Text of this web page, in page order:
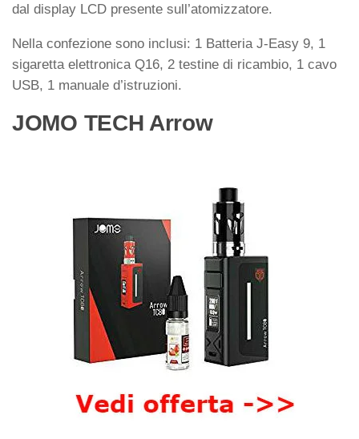
dal display LCD presente sull’atomizzatore.
Nella confezione sono inclusi: 1 Batteria J-Easy 9, 1
sigaretta elettronica Q16, 2 testine di ricambio, 1 cavo
USB, 1 manuale d’istruzioni.
JOMO TECH Arrow